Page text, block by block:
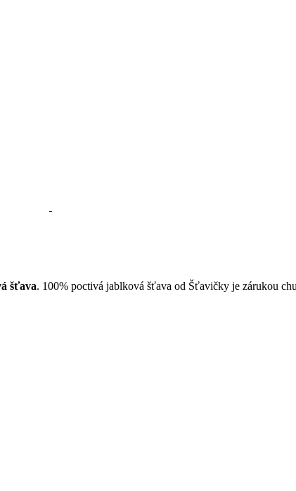
šťava. 100% poctivá jablková šťava od Šťavičky je zárukou